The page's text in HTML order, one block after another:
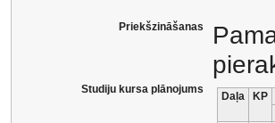
Priekšzināšanas
Studiju kursa plānojums
Daļa KP